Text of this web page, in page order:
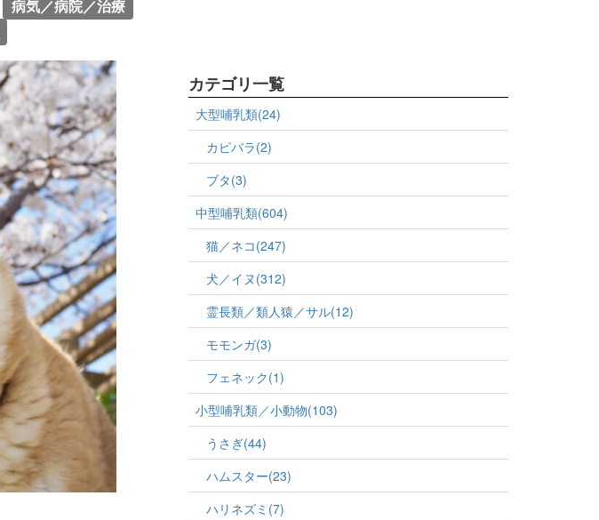
病気／病院／治療
カテゴリ一覧
大型哺乳類(24)
カピバラ(2)
ブタ(3)
中型哺乳類(604)
猫／ネコ(247)
犬／イヌ(312)
霊長類／類人猿／サル(12)
モモンガ(3)
フェネック(1)
小型哺乳類／小動物(103)
うさぎ(44)
ハムスター(23)
ハリネズミ(7)